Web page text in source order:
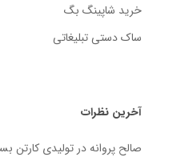
خرید شاپینگ بگ
ساک دستی تبلیغاتی
آخرین نظرات
صالح پروانهدر تولیدی کارتن